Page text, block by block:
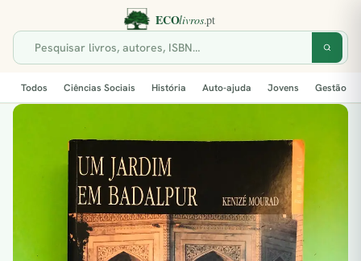
Todos Ciências Sociais História Auto-ajuda Jovens Gestão